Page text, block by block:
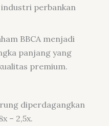
perbankan
BBCA menjadi
panjang yang
premium.
diperdagangkan
– 2,5x.